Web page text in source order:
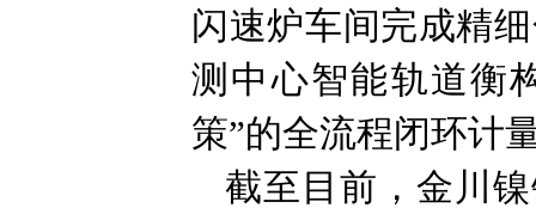
闪速炉车间完成精
测中心智能轨道衡
策”的全流程闭环计
截至目前，金川